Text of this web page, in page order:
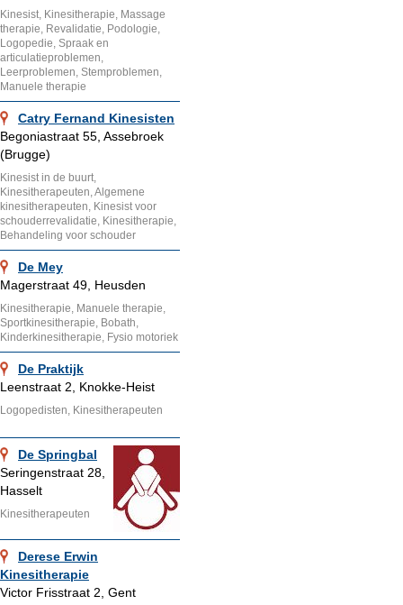
Kinesist, Kinesitherapie, Massage
therapie, Revalidatie, Podologie,
Logopedie, Spraak en
articulatieproblemen,
Leerproblemen, Stemproblemen,
Manuele therapie
Catry Fernand Kinesisten
Begoniastraat 55, Assebroek
(Brugge)
Kinesist in de buurt,
Kinesitherapeuten, Algemene
kinesitherapeuten, Kinesist voor
schouderrevalidatie, Kinesitherapie,
Behandeling voor schouder
De Mey
Magerstraat 49, Heusden
Kinesitherapie, Manuele therapie,
Sportkinesitherapie, Bobath,
Kinderkinesitherapie, Fysio motoriek
De Praktijk
Leenstraat 2, Knokke-Heist
Logopedisten, Kinesitherapeuten
De Springbal
Seringenstraat 28,
Hasselt
Kinesitherapeuten
Derese Erwin
Kinesitherapie
Victor Frisstraat 2, Gent